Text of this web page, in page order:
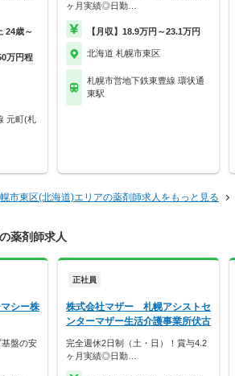
24歳～
万円程
元町(札
ヶ月実績◎日勤…
【月収】18.9万円～23.1万円
北海道 札幌市東区
札幌市営地下鉄東豊線 環状通
東駅
市東区(北海道)エリアの薬剤師求人をもっと見る
薬剤師求人
シー株
盤の安
正社員
株式会社マザー 札幌アシストセ
ンターマザー生活介護事業所伏古
完全週休2日制（土・日）！賞与4.2
ヶ月実績◎日勤…